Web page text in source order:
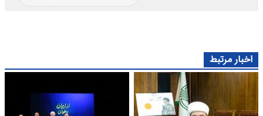
اخبار مرتبط